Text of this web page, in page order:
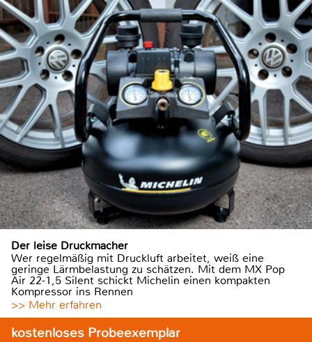
Der leise Druckmacher
Wer regelmäßig mit Druckluft arbeitet, weiß eine
geringe Lärmbelastung zu schätzen. Mit dem MX Pop
Air 22-1,5 Silent schickt Michelin einen kompakten
Kompressor ins Rennen
>> Mehr erfahren
kostenloses Probeexemplar